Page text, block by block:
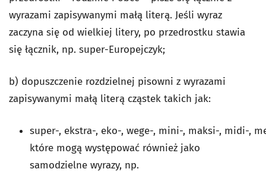
wyrazami zapisywanymi małą literą. Jeśli wyraz
zaczyna się od wielkiej litery, po przedrostku stawia
się łącznik, np. super-Europejczyk;
b) dopuszczenie rozdzielnej pisowni z wyrazami
zapisywanymi małą literą cząstek takich jak:
super-, ekstra-, eko-, wege-, mini-, maksi-, midi-,
które mogą występować również jako
samodzielne wyrazy, np.